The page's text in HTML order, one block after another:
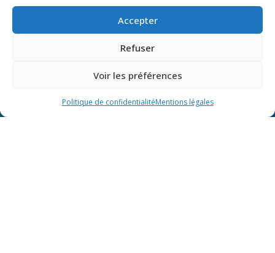
Accepter
Refuser
Voir les préférences
Politique de confidentialitéMentions légales